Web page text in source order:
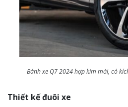
Bánh xe Q7 2024 hợp kim mới, có
Thiết kế đuôi xe